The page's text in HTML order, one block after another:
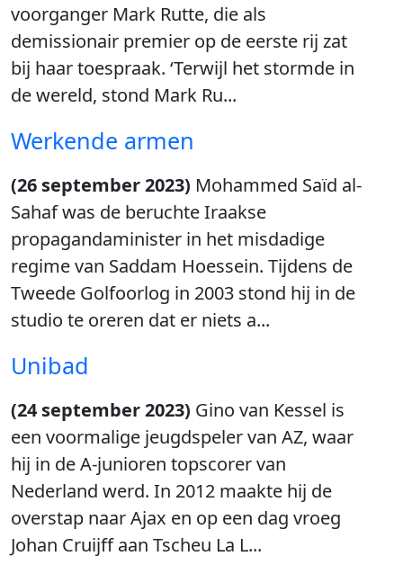
voorganger Mark Rutte, die als
demissionair premier op de eerste rij zat
bij haar toespraak. ‘Terwijl het stormde in
de wereld, stond Mark Ru...
Werkende armen
(26 september 2023) Mohammed Saïd al-
Sahaf was de beruchte Iraakse
propagandaminister in het misdadige
regime van Saddam Hoessein. Tijdens de
Tweede Golfoorlog in 2003 stond hij in de
studio te oreren dat er niets a...
Unibad
(24 september 2023) Gino van Kessel is
een voormalige jeugdspeler van AZ, waar
hij in de A-junioren topscorer van
Nederland werd. In 2012 maakte hij de
overstap naar Ajax en op een dag vroeg
Johan Cruijff aan Tscheu La L...